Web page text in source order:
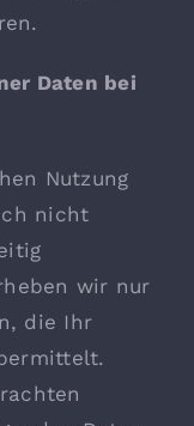
Daten bei
Nutzung
nicht
wir nur
die Ihr